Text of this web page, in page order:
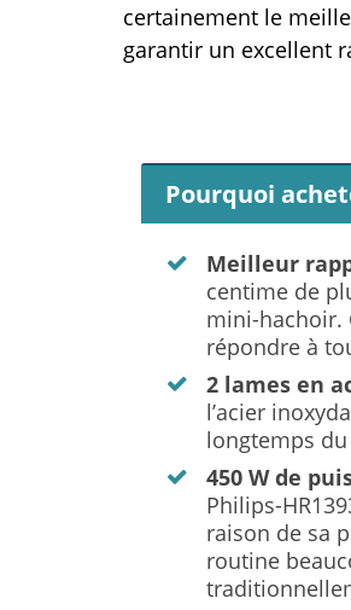
certainement le
garantir un excellent
Pourquoi
Meilleur
centime de
mini-hachoir.
répondre à
2 lames en
l’acier
longtemps
450 W de
Philips-
raison de sa
routine